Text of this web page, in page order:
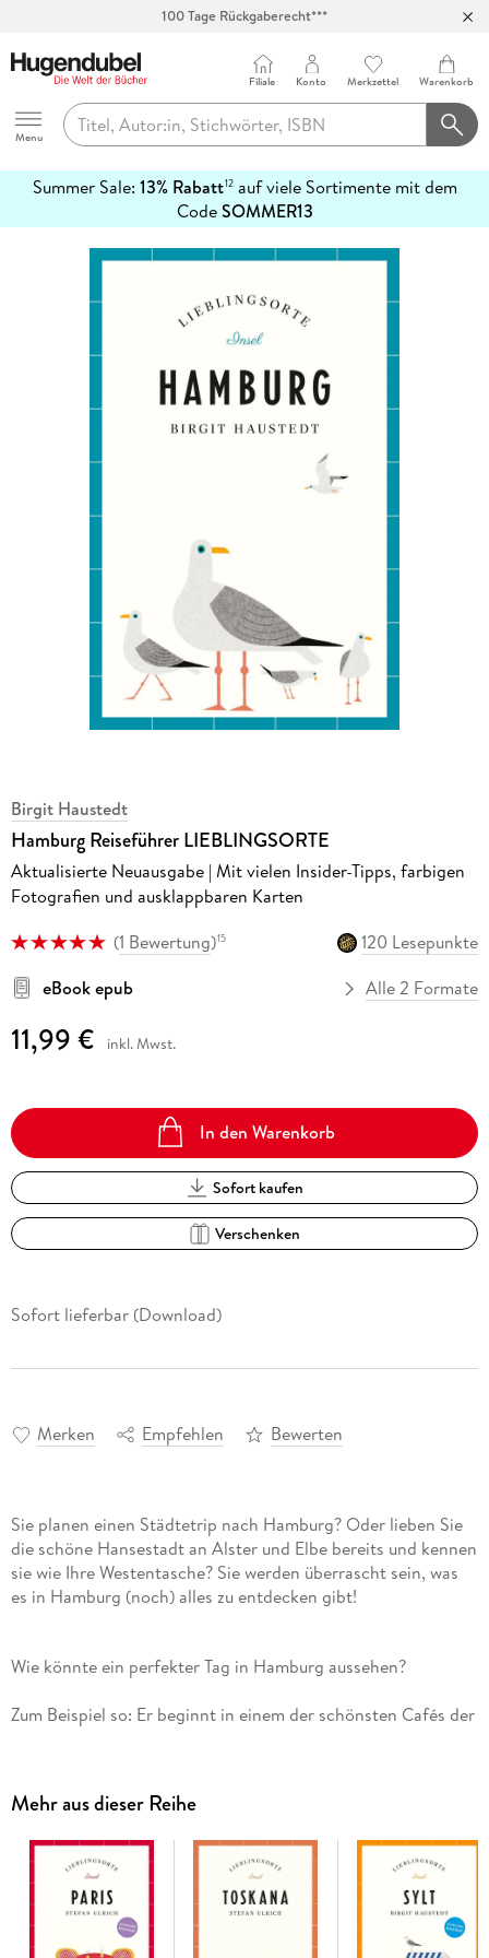
100 Tage Rückgaberecht***
Hugendubel
Menu
Filiale Konto Merkzettel Warenkorb
Summer Sale: 13% Rabatt12auf viele Sortimente mit dem
CodeSOMMER13
erfahren
Birgit Haustedt
Hamburg Reiseführer LIEBLINGSORTE
Aktualisierte Neuausgabe | Mit vielen Insider-Tipps, farbigen
Fotografien und ausklappbaren Karten
(1 Bewertung)15
120 Lesepunkte
eBook epub
Alle 2 Formate
11,99 € inkl. Mwst.
In den Warenkorb
Sofort kaufen
Verschenken
Sofort lieferbar (Download)
Merken Empfehlen Bewerten
Sie planen einen Städtetrip nach Hamburg? Oder lieben Sie
die schöne Hansestadt an Alster und Elbe bereits und kennen
sie wie Ihre Westentasche? Sie werden überrascht sein, was
es in Hamburg (noch) alles zu entdecken gibt!
Wie könnte ein perfekter Tag in Hamburg aussehen?
Zum Beispiel so: Er beginnt in einem der schönsten Cafés der
einen versteckten Tempel. Am Mittag lauschen Sie einem
Lunchkonzert an der Börse und fahren danach Paternoster
im Slomanhaus. Schlendern Sie nachmittags durch Hafencity
und Speicherstadt, mit Blick auf die imposante
Elbphilharmonie. Am frühen Abend genießen Sie die
außergewöhnliche Aussicht vom nördlichsten Weinberg
Mehr aus dieser Reihe